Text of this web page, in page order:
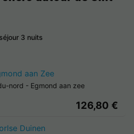
3 nuits
aan Zee
nord - Egmond aan zee
126,80 €
Duinen